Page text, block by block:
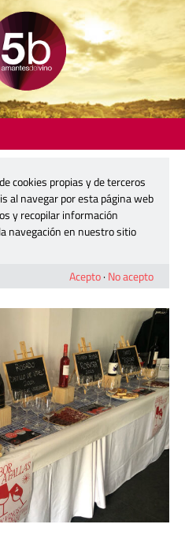
su «gran
cata de sus
cookies propias y de terceros
al navegar por esta página web
y recopilar información
navegación en nuestro sitio
Acepto· No acepto